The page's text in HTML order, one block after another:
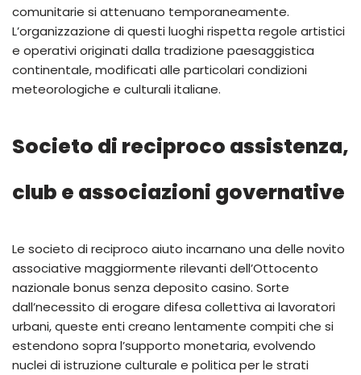
comunitarie si attenuano temporaneamente.
L’organizzazione di questi luoghi rispetta regole artistici
e operativi originati dalla tradizione paesaggistica
continentale, modificati alle particolari condizioni
meteorologiche e culturali italiane.
Societo di reciproco assistenza,
club e associazioni governative
Le societo di reciproco aiuto incarnano una delle novito
associative maggiormente rilevanti dell’Ottocento
nazionale bonus senza deposito casino. Sorte
dall’necessito di erogare difesa collettiva ai lavoratori
urbani, queste enti creano lentamente compiti che si
estendono sopra l’supporto monetaria, evolvendo
nuclei di istruzione culturale e politica per le strati